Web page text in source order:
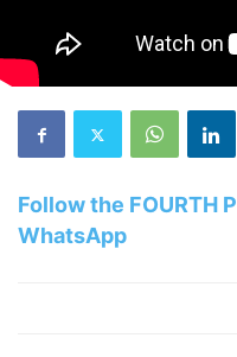
Follow the FOURTH
WhatsApp